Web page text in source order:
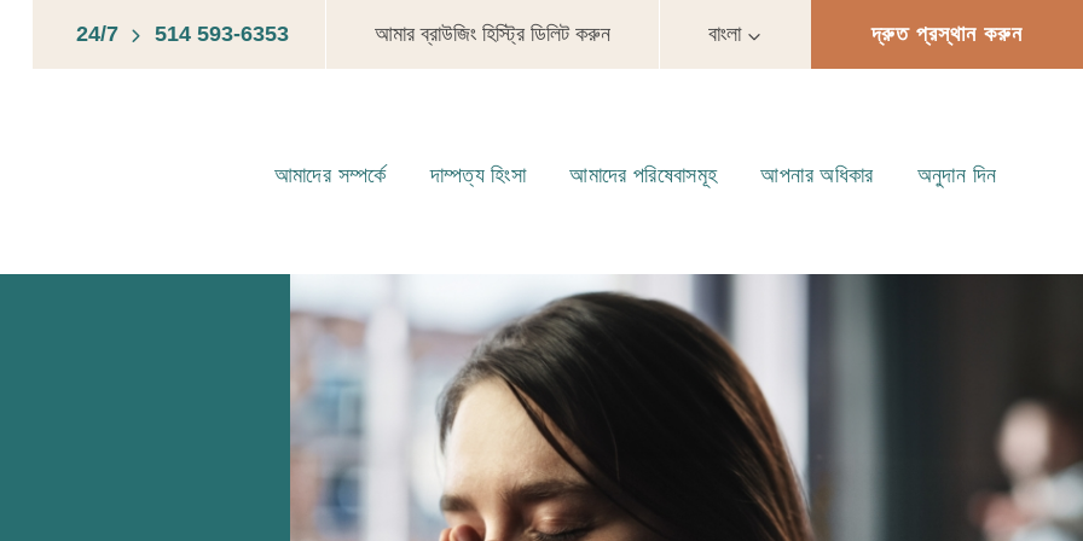
24/7 514 593-6353 আমার ব্রাউজিং হিস্ট্রি ডিলিট করুন বাংলা দ্রুত প্রস্থান করুন
আমাদের সম্পর্কে দাম্পত্য হিংসা আমাদের পরিষেবাসমূহ আপনার অধিকার অনুদান দিন